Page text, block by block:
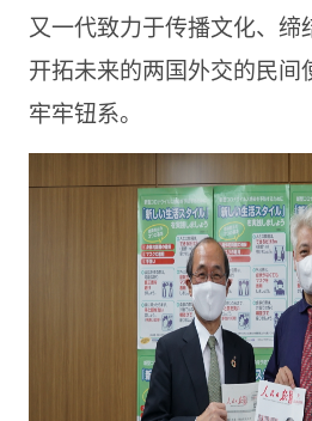
又一代致力于传播文化、缔
开拓未来的两国外交的民间
牢牢钮系。